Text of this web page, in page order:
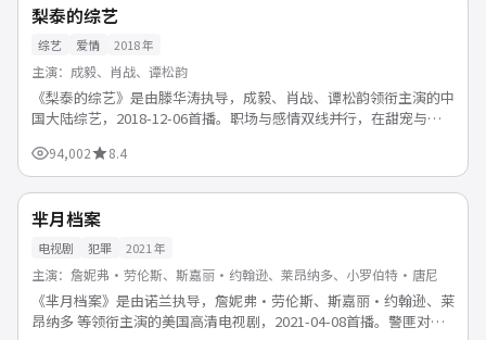
中国
梨泰的综艺
综艺 爱情 2018年
主演： 成毅、肖战、谭松韵
《梨泰的综艺》是由滕华涛执导，成毅、肖战、谭松韵领衔主演的中
国大陆综艺，2018-12-06首播。职场与感情双线并行，在甜宠与虐
94,002 8.4
美国
53分钟/集
芈月档案
电视剧 犯罪 2021 年
主演： 詹妮弗·劳伦斯、斯嘉丽·约翰逊、莱昂纳多、小罗伯特·唐尼
《芈月档案》是由诺兰执导，詹妮弗·劳伦斯、斯嘉丽·约翰逊、莱
昂纳多 等领衔主演的美国高清电视剧，2021-04-08首播。警匪对决